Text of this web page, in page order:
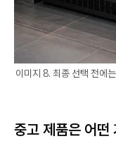
이미지 8. 최종 선택 전에
중고 제품은 어떤